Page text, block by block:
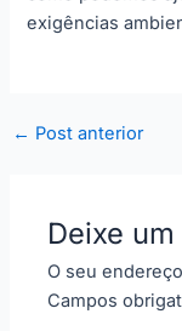
exigências
← Post anterior
Deixe
O seu
Campos